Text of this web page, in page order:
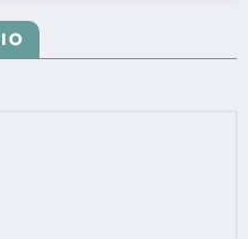
LA
DE